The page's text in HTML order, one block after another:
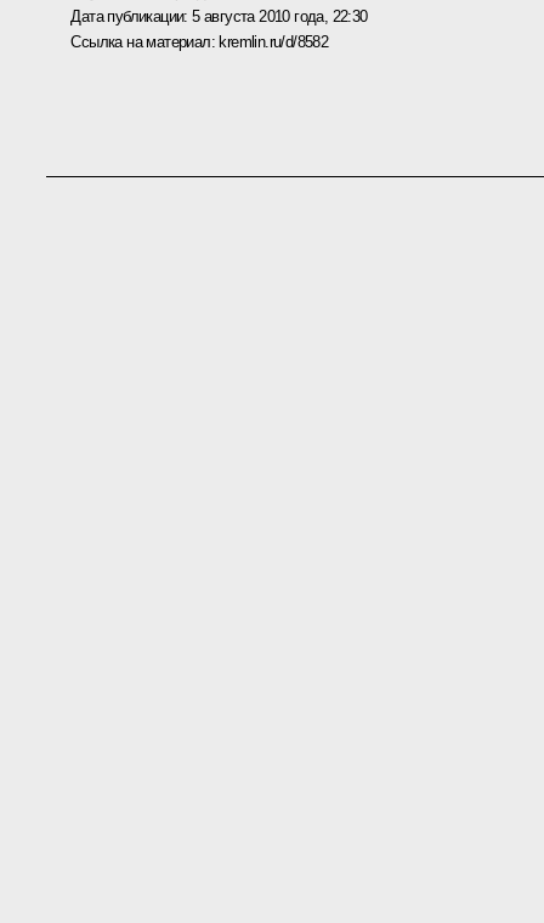
Дата публикации:5 августа 2010 года, 22:30
Ссылка на материал:kremlin.ru/d/8582